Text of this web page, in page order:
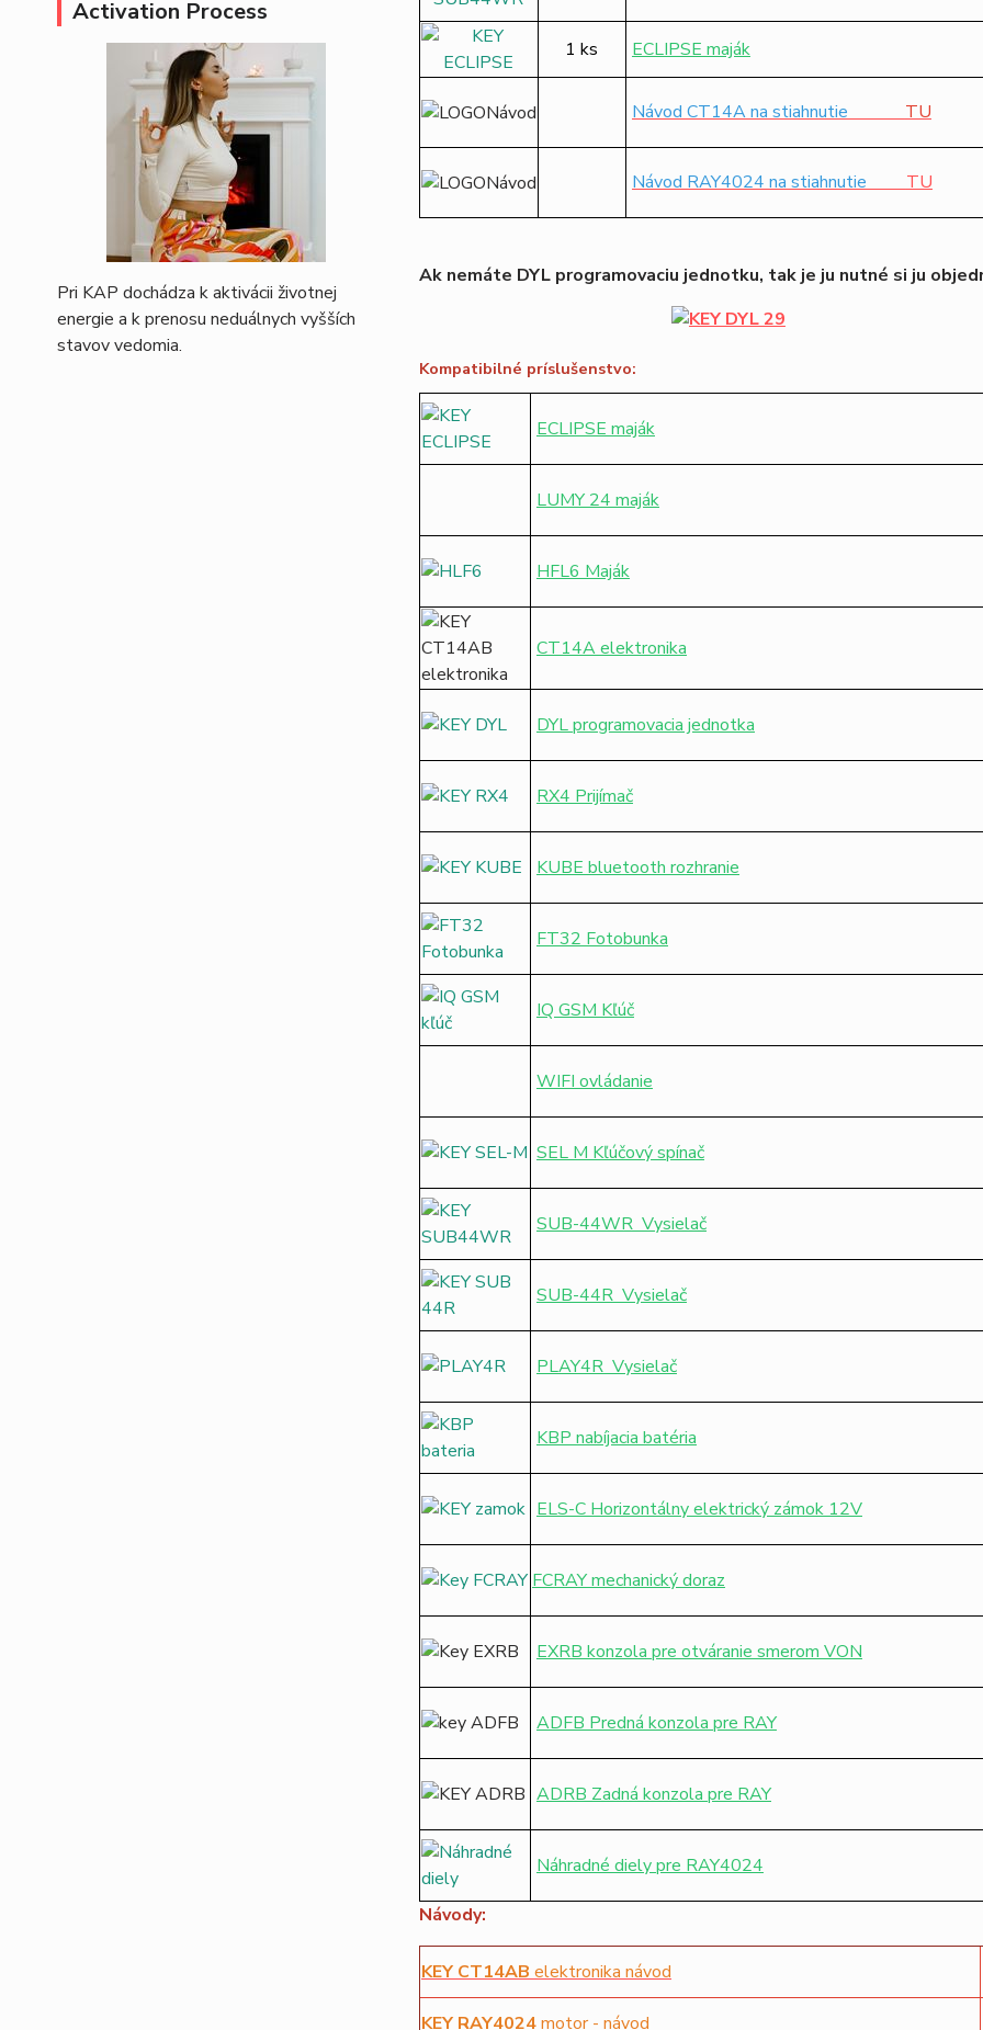
Activation Process
Pri KAP dochádza k aktivácii životnej
energie a k prenosu neduálnych vyšších
stavov vedomia.
1 ks ECLIPSE maják
Návod CT14A na stiahnutie TU
Návod RAY4024 na stiahnutie TU
Ak nemáte DYL programovaciu jednotku, tak je ju nutné si ju
Kompatibilné príslušenstvo:
ECLIPSE maják
LUMY 24 maják
HFL6 Maják
CT14A elektronika
DYL programovacia jednotka
RX4 Prijímač
KUBE bluetooth rozhranie
FT32 Fotobunka
IQ GSM Kľúč
WIFI ovládanie
SEL M Kľúčový spínač
SUB-44WR Vysielač
SUB-44R Vysielač
PLAY4R Vysielač
KBP nabíjacia batéria
ELS-C Horizontálny elektrický zámok 12V
FCRAY mechanický doraz
EXRB konzola pre otváranie smerom VON
ADFB Predná konzola pre RAY
ADRB Zadná konzola pre RAY
Náhradné diely pre RAY4024
Návody:
KEY CT14AB elektronika návod
KEY RAY4024motor - návod